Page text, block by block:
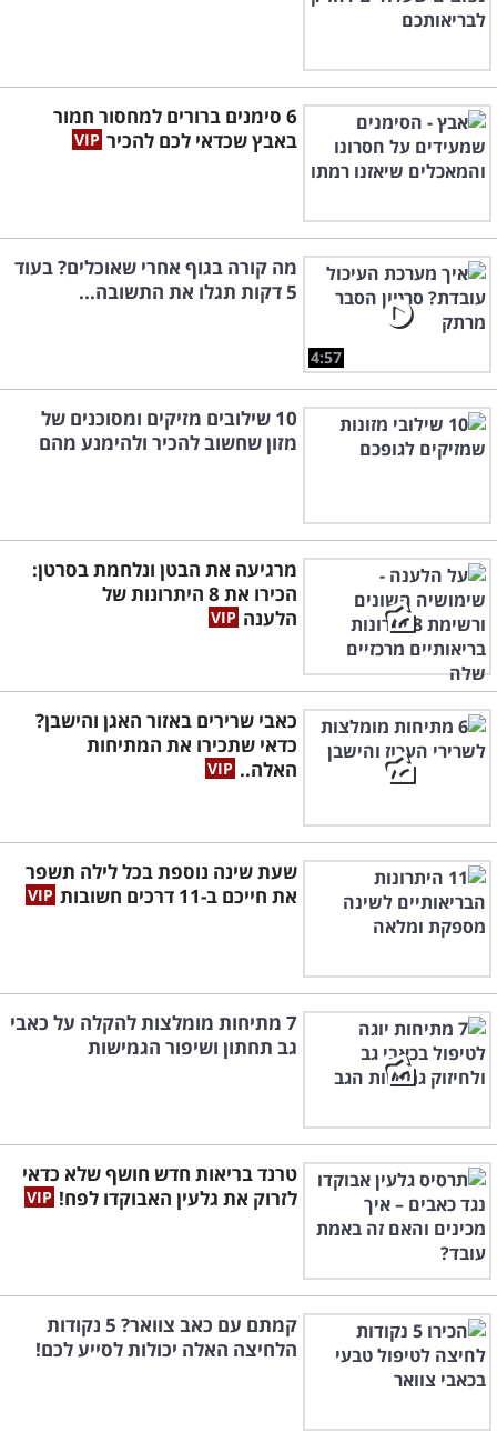
6 סימנים ברורים למחסור חמור
באבץ שכדאי לכם להכיר
4:57
מה קורה בגוף אחרי שאוכלים? בעוד
5 דקות תגלו את התשובה...
10 שילובים מזיקים ומסוכנים של
מזון שחשוב להכיר ולהימנע מהם
מרגיעה את הבטן ונלחמת בסרטן:
הכירו את 8 היתרונות של
הלענה
כאבי שרירים באזור האגן והישבן?
כדאי שתכירו את המתיחות
האלה..
שעת שינה נוספת בכל לילה תשפר
את חייכם ב-11 דרכים חשובות
7 מתיחות מומלצות להקלה על כאבי
גב תחתון ושיפור הגמישות
טרנד בריאות חדש חושף שלא כדאי
לזרוק את גלעין האבוקדו לפח!
קמתם עם כאב צוואר? 5 נקודות
הלחיצה האלה יכולות לסייע לכם!